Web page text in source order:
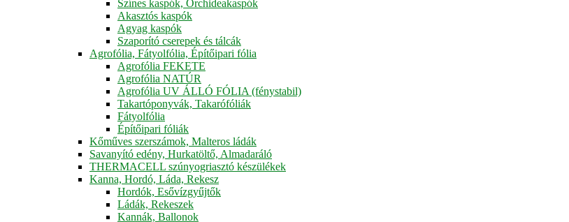
Színes kaspók, Orchideakaspók
Akasztós kaspók
Agyag kaspók
Szaporító cserepek és tálcák
Agrofólia, Fátyolfólia, Építőipari fólia
Agrofólia FEKETE
Agrofólia NATÚR
Agrofólia UV ÁLLÓ FÓLIA (fénystabil)
Takartóponyvák, Takarófóliák
Fátyolfólia
Építőipari fóliák
Kőműves szerszámok, Malteros ládák
Savanyító edény, Hurkatöltő, Almadaráló
THERMACELL szúnyogriasztó készülékek
Kanna, Hordó, Láda, Rekesz
Hordók, Esővízgyűjtők
Ládák, Rekeszek
Kannák, Ballonok